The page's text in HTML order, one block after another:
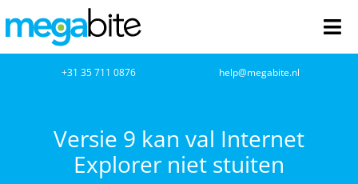
naar
inhoud
Netwerkbeheer
+31 35 711 0876 help@megabite.nl
Versie 9 kan val Internet
Explorer niet stuiten